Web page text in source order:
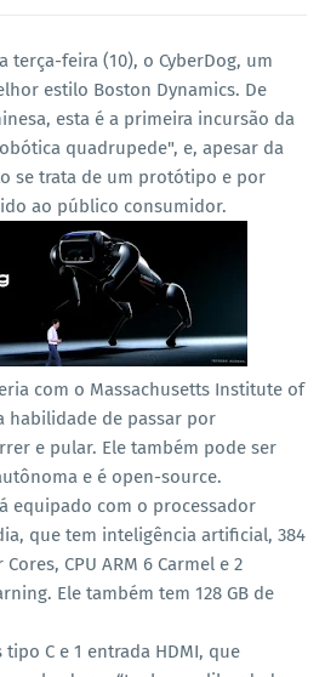
terça-feira (10), o CyberDog, um
estilo Boston Dynamics. De
esta é a primeira incursão da
quadrupede", e, apesar da
se trata de um protótipo e por
ao público consumidor.
com o Massachusetts Institute of
habilidade de passar por
e pular. Ele também pode ser
e é open-source.
equipado com o processador
que tem inteligência artificial, 384
CPU ARM 6 Carmel e 2
Ele também tem 128 GB de
tipo C e 1 entrada HDMI, que